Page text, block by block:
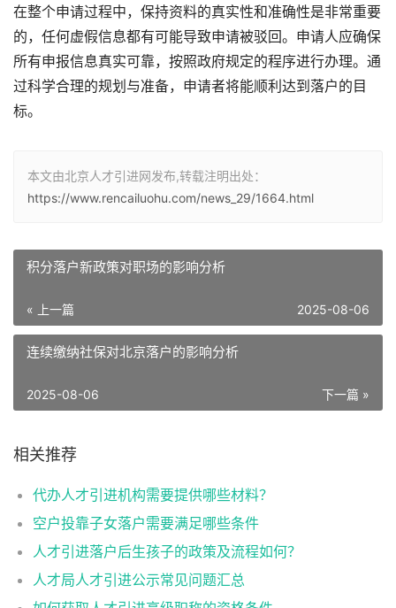
在整个申请过程中，保持资料的真实性和准确性是非常重要
的，任何虚假信息都有可能导致申请被驳回。申请人应确保
所有申报信息真实可靠，按照政府规定的程序进行办理。通
过科学合理的规划与准备，申请者将能顺利达到落户的目
标。
本文由北京人才引进网发布,转载注明出处：
https://www.rencailuohu.com/news_29/1664.html
积分落户新政策对职场的影响分析
« 上一篇 2025-08-06
连续缴纳社保对北京落户的影响分析
下一篇 »
2025-08-06
相关推荐
代办人才引进机构需要提供哪些材料？
空户投靠子女落户需要满足哪些条件
人才引进落户后生孩子的政策及流程如何？
人才局人才引进公示常见问题汇总